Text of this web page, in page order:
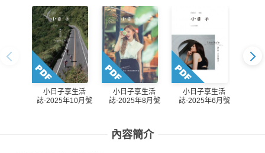
小日子享生活
誌-2025年10月號
小日子享生活
誌-2025年8月號
小日子享生活
誌-2025年6月號
內容簡介